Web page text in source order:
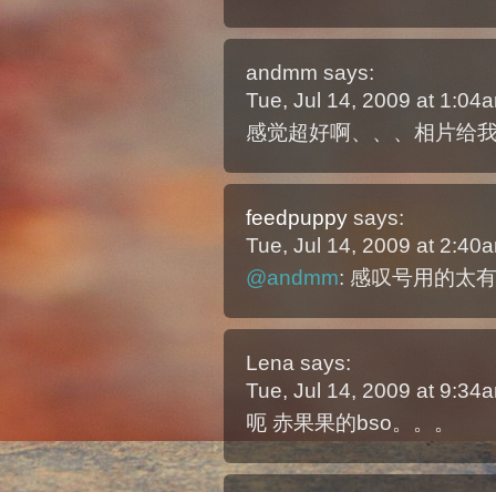
andmm says:
Tue, Jul 14, 2009 at
感觉超好啊、、、相片给
feedpuppy says:
Tue, Jul 14, 2009 at
@andmm: 感叹号用的太
Lena says:
Tue, Jul 14, 2009 at
呃 赤果果的bso。。。